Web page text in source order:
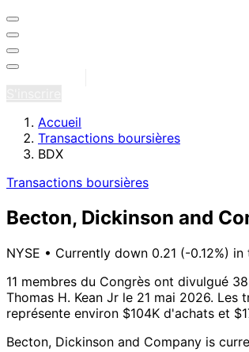
Accueil
Transactions boursières
BDX
Transactions boursières
Becton, Dickinson and
NYSE • Currently down 0.21 (-0.12%)
11 membres du Congrès ont divulgué
Thomas H. Kean Jr le 21 mai 2026. Les
représente environ $104K d'achats et
Becton, Dickinson and Company is